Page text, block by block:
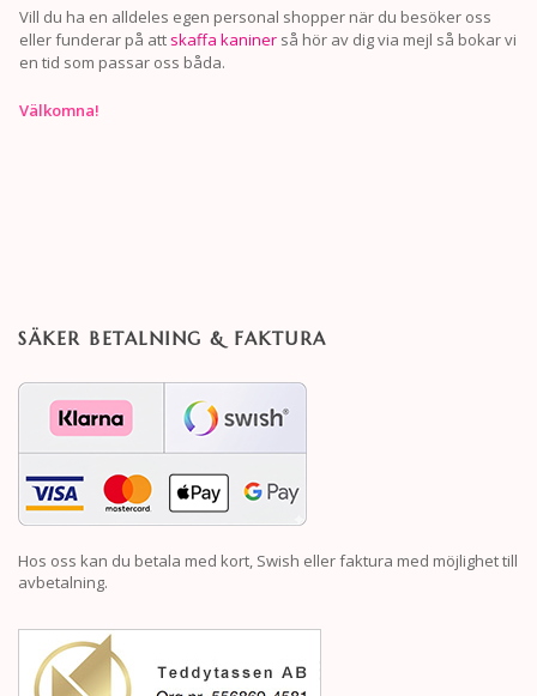
Vill du ha en alldeles egen personal shopper när du besöker oss
eller funderar på att skaffa kaniner så hör av dig via mejl så bokar vi
en tid som passar oss båda.
Välkomna!
SÄKER BETALNING & FAKTURA
Hos oss kan du betala med kort, Swish eller faktura med möjlighet till
avbetalning.